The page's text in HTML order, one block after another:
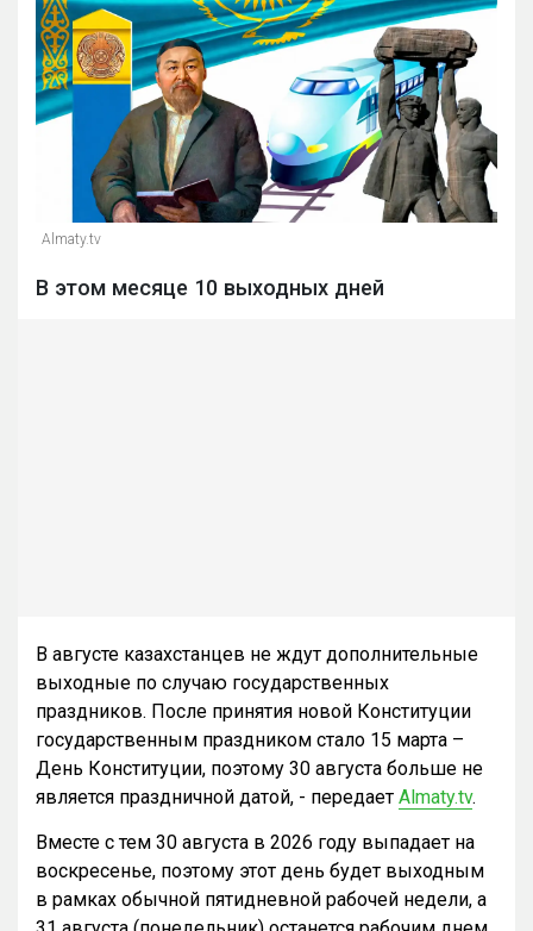
Almaty.tv
В этом месяце 10 выходных дней
В августе казахстанцев не ждут дополнительные
выходные по случаю государственных
праздников. После принятия новой Конституции
государственным праздником стало 15 марта –
День Конституции, поэтому 30 августа больше не
является праздничной датой, - передает Almaty.tv.
Вместе с тем 30 августа в 2026 году выпадает на
воскресенье, поэтому этот день будет выходным
в рамках обычной пятидневной рабочей недели, а